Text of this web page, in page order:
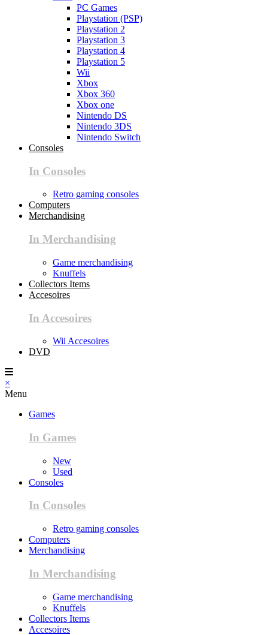
PC Games
Playstation (PSP)
Playstation 2
Playstation 3
Playstation 4
Playstation 5
Wii
Xbox
Xbox 360
Xbox one
Nintendo DS
Nintendo 3DS
Nintendo Switch
Consoles
In Consoles
Retro gaming consoles
Computers
Merchandising
In Merchandising
Game merchandising
Knuffels
Collectors Items
Accesoires
In Accesoires
Wii Accesoires
DVD
×
Menu
Games
In Games
New
Used
Consoles
In Consoles
Retro gaming consoles
Computers
Merchandising
In Merchandising
Game merchandising
Knuffels
Collectors Items
Accesoires